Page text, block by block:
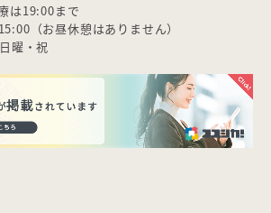
は19:00まで
（お昼休憩はありません）
曜・祝